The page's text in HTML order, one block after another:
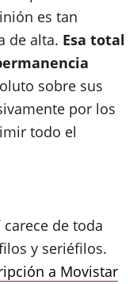
es tan
de alta. Esa total
sobre sus
por los
todo el
de toda
y seriéfilos.
a Movistar